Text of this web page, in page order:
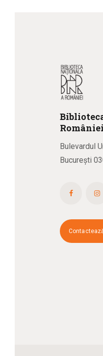
României
Bulevardul
București